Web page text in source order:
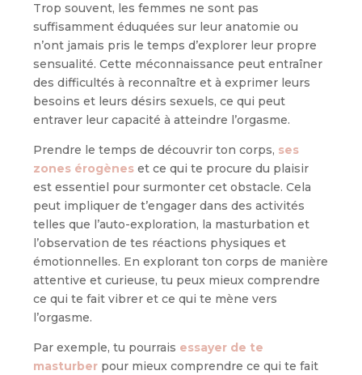
Trop souvent, les femmes ne sont pas
suffisamment éduquées sur leur anatomie ou
n’ont jamais pris le temps d’explorer leur propre
sensualité. Cette méconnaissance peut entraîner
des difficultés à reconnaître et à exprimer leurs
besoins et leurs désirs sexuels, ce qui peut
entraver leur capacité à atteindre l’orgasme.
Prendre le temps de découvrir ton corps, ses
zones érogèneset ce qui te procure du plaisir
est essentiel pour surmonter cet obstacle. Cela
peut impliquer de t’engager dans des activités
telles que l’auto-exploration, la masturbation et
l’observation de tes réactions physiques et
émotionnelles. En explorant ton corps de manière
attentive et curieuse, tu peux mieux comprendre
ce qui te fait vibrer et ce qui te mène vers
l’orgasme.
Par exemple, tu pourrais essayer de te
masturberpour mieux comprendre ce qui te fait